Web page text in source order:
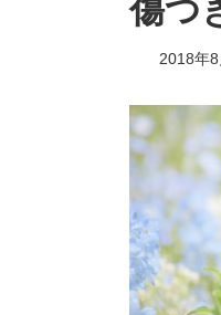
傷つ
2018年